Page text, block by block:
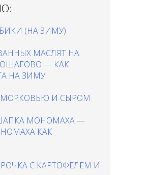
(НА ЗИМУ)
МАСЛЯТ НА
— КАК
НА ЗИМУ
МОРКОВЬЮ И СЫРОМ
МОНОМАХА —
КАК
С КАРТОФЕЛЕМ И